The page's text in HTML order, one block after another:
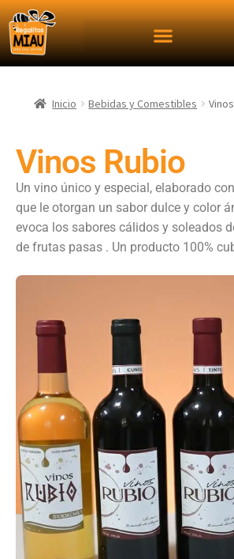
Inicio Bebidas y Comestibles
Vinos Rubio
Un vino único y especial, elaborado
que le otorgan un sabor dulce y color á
evoca los sabores cálidos y soleados
de frutas pasas . Un producto 100%